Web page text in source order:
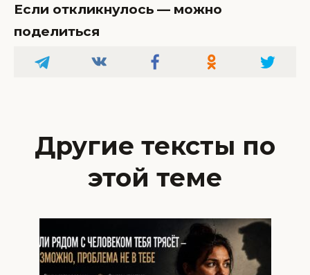
Если откликнулось — можно
поделиться
Другие тексты по
этой теме